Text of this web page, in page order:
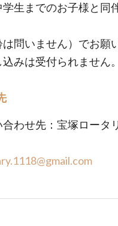
生までのお子様と同
は問いません）でお願
みは受付られません。
わせ先：宝塚ロータ